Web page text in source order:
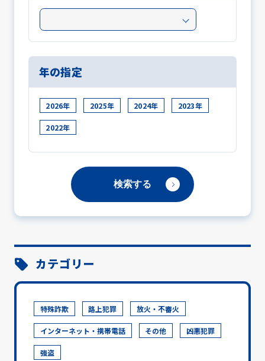
年の指定
2026年 2025年 2024年 2023年
2022年
カテゴリー
特殊詐欺 路上犯罪 放火・不審火
インターネット・携帯電話 その他 凶悪犯罪
強盗